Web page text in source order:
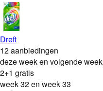
Dreft
12 aanbiedingen
deze week en volgende week
2+1 gratis
week 32 en week 33